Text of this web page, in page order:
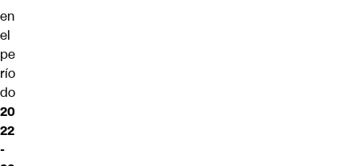
en
el
pe
río
do
20
22
-